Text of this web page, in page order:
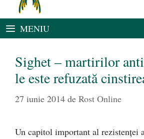
MENIU
Sighet – martirilor
le este refuzată
27 iunie 2014 de Rost Online
Un capitol important al rezistenţei